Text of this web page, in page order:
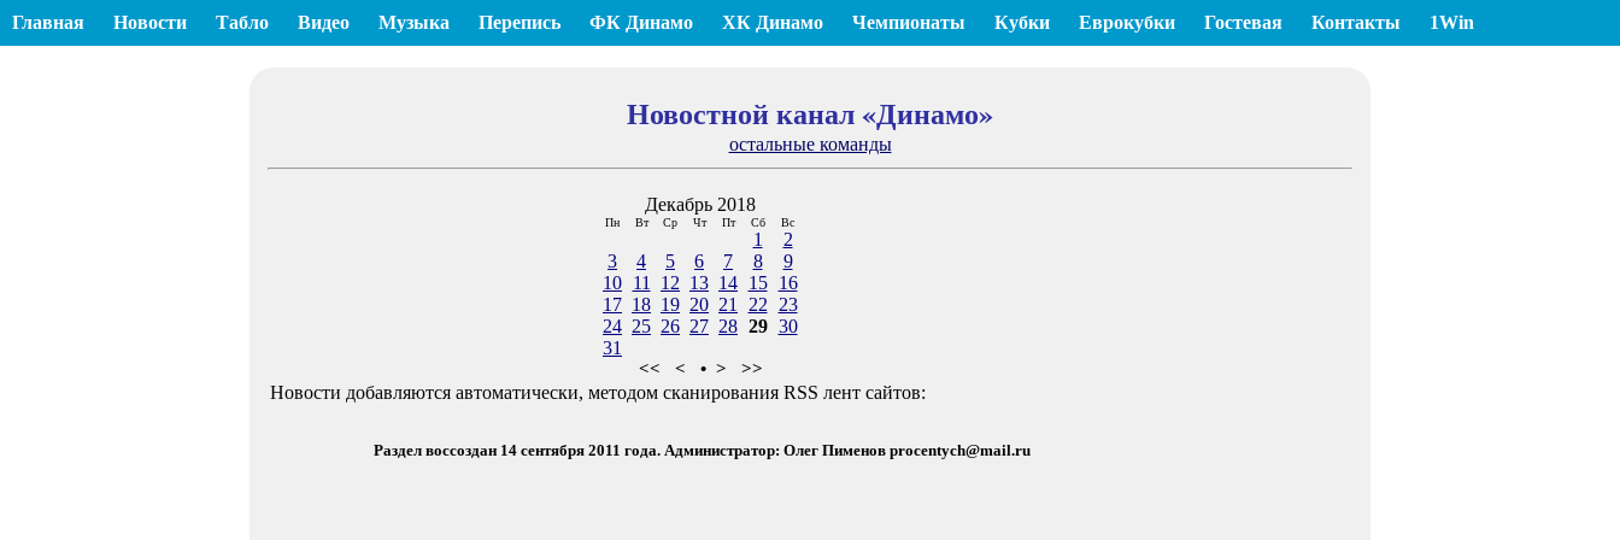
Главная Новости Табло Видео Музыка Перепись ФК Динамо ХК Динамо Чемпионаты Кубки Еврокубки Гостевая Контакты 1Win
Новостной канал «Динамо»
остальные команды
Декабрь 2018
Пн Вт Ср Чт Пт Сб Вс
1
2
3
4 5 6 7 8
9
10 11 12 13 14 15
16
17 18 19 20 21 22
23
24 25 26 27 28 29 30
31
<< < • > >>
Новости добавляются автоматически, методом сканирования RSS лент сайтов:
Раздел воссоздан 14 сентября 2011 года. Администратор: Олег Пименов procentych@mail.ru